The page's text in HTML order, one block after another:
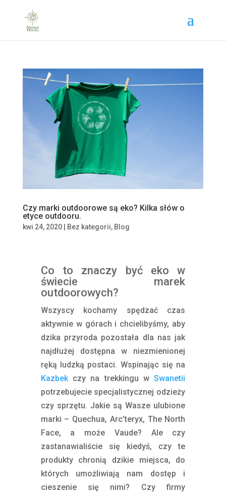
Czy marki outdoorowe są eko? Kilka słów o
etyce outdooru.
kwi 24, 2020| Bez kategorii, Blog
Co to znaczy być eko w
świecie marek
outdoorowych?
Wszyscy kochamy spędzać czas
aktywnie w górach i chcielibyśmy, aby
dzika przyroda pozostała dla nas jak
najdłużej dostępna w niezmienionej
ręką ludzką postaci. Wspinając się na
Kazbekczy na trekkingu wSwanetii
potrzebujecie specjalistycznej odzieży
czy sprzętu. Jakie są Wasze ulubione
marki – Quechua, Arc’teryx, The North
Face, a może Vaude? Ale czy
zastanawialiście się kiedyś, czy te
produkty chronią dzikie miejsca, do
których umożliwiają nam dostęp i
cieszenie się nimi? Czy firmy